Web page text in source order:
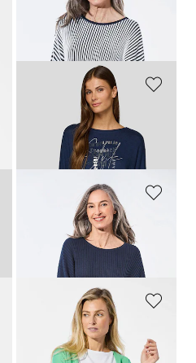
Pullover mit Fledermausärmeln
99,00 CHF159,00 CHF
Flauschiges Shirt mit Letter Print
62,55 CHF
139,00 CHF
Pullover mit Fledermausärmeln
99,00 CHF 159,00 CHF
69,00 CHF139,00 CHF